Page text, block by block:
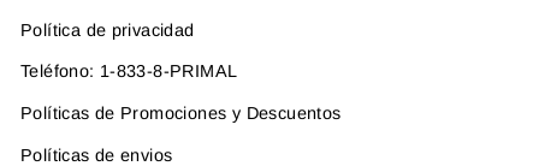
Política de privacidad
Teléfono: 1-833-8-PRIMAL
Políticas de Promociones y Descuentos
Políticas de envios